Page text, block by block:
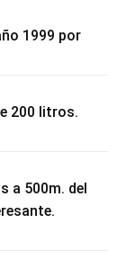
1999 por
200 litros.
a 500m. del